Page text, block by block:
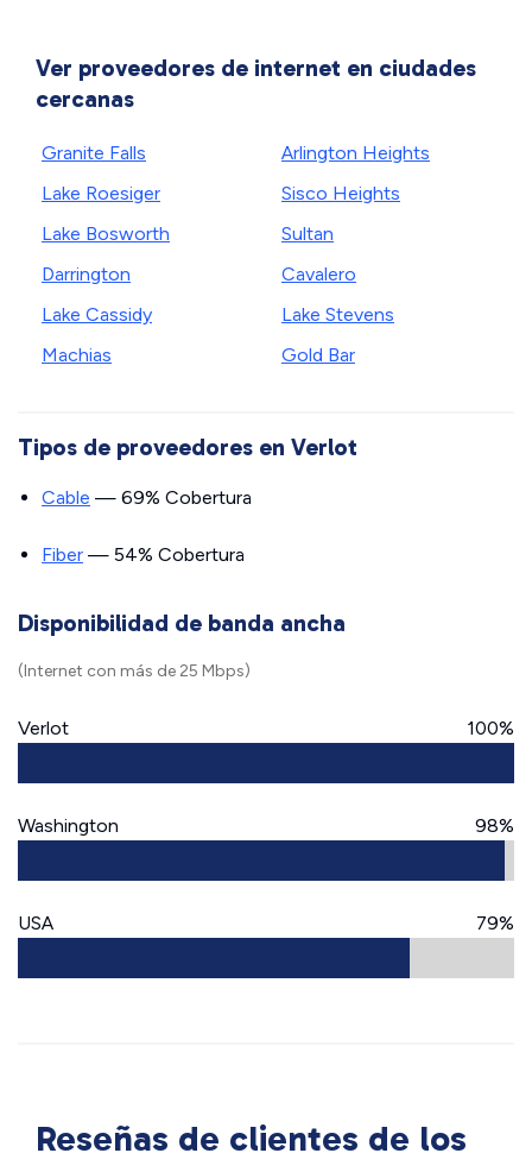
Ver proveedores de internet en ciudades
cercanas
Granite Falls
Lake Roesiger
Lake Bosworth
Darrington
Lake Cassidy
Machias
Arlington Heights
Sisco Heights
Sultan
Cavalero
Lake Stevens
Gold Bar
Tipos de proveedores en Verlot
Cable — 69% Cobertura
Fiber — 54% Cobertura
Disponibilidad de banda ancha
(Internet con más de 25 Mbps)
Verlot 100%
Washington 98%
USA 79%
Reseñas de clientes de los